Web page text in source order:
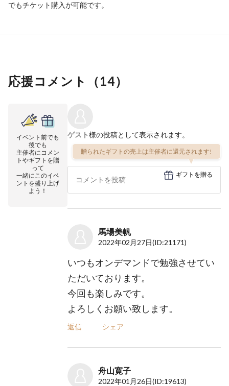
でもチケット購入が可能です。
応援コメント（14）
イベント前でも
後でも
主催者にコメン
トやギフトを贈
って
一緒にこのイベ
ントを盛り上げ
よう！
ゲスト様の投稿として表示されます。
贈られたギフトの売上は主催者に還元されます!
ギフトを贈る
馬場美帆
2022年02月27日(ID:21171)
いつもオンデマンドで勉強させてい
ただいております。
今回も楽しみです。
よろしくお願い致します。
返信 シェア
舟山寛子
2022年01月26日(ID:19613)